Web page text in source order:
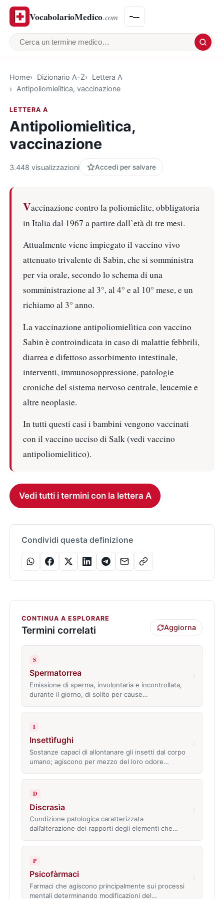
VocabolarioMedico.com
Cerca un termine medico
Home Dizionario A-Z
Lettera A
Antipoliomielìtica, vaccinazione
LETTERA A
Antipoliomielìtica,
vaccinazione
3.448 visualizzazioni Accedi per salvare
Vaccinazione contro la poliomielite, obbligatoria
in Italia dal 1967 a partire dall’età di tre mesi.
Attualmente viene impiegato il vaccino vivo
attenuato trivalente di Sabin, che si somministra
per via orale, secondo lo schema di una
somministrazione al 3°, al 4° e al 10° mese, e un
richiamo al 3° anno.
La vaccinazione antipoliomielìtica con vaccino
Sabin è controindicata in caso di malattie febbrili,
diarrea e difettoso assorbimento intestinale,
interventi, immunosoppressione, patologie
croniche del sistema nervoso centrale, leucemie e
altre neoplasie.
In tutti questi casi i bambini vengono vaccinati
con il vaccino ucciso di Salk (vedi vaccino
antipoliomielitico).
Vedi tutti i termini con la lettera A
Condividi questa definizione
CONTINUA A ESPLORARE
Termini correlati Aggiorna
S
Spermatorrea
Emissione di sperma, involontaria e incontrollata,
durante il giorno, di solito per cause…
I
Insettìfughi
Sostanze capaci di allontanare gli insetti dal corpo
umano; agiscono per mezzo del loro odore…
D
Discrasìa
Condizione patologica caratterizzata
dall’alterazione dei rapporti degli elementi che…
P
Psicofàrmaci
Farmaci che agiscono principalmente sui processi
mentali determinando modificazioni del…